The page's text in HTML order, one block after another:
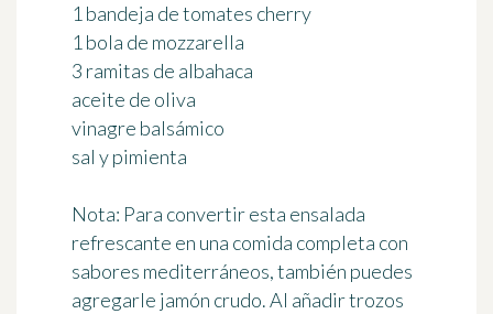
1 bandeja de tomates cherry
1 bola de mozzarella
3 ramitas de albahaca
aceite de oliva
vinagre balsámico
sal y pimienta
Nota: Para convertir esta ensalada
refrescante en una comida completa con
sabores mediterráneos, también puedes
agregarle jamón crudo. Al añadir trozos